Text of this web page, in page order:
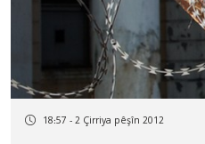
18:57 - 2 Çirriya pêşîn 2012